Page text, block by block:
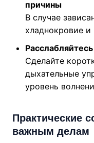
причины
В случае
хладнокровие и
Сделайте
дыхательные
уровень
Практические
важным делам